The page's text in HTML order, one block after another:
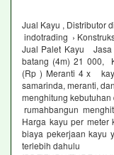
Jual Kayu , Distributor
indotrading ›
Jual Palet Kayu Jasa
batang (4m) 21 000,
(Rp ) Meranti 4 x
samarinda, meranti,
menghitung
rumahbangun
Harga kayu per meter
biaya pekerjaan kayu
terlebih dahulu